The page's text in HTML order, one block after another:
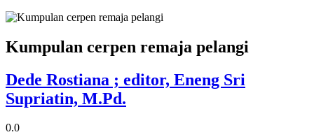
Kumpulan cerpen remaja pelangi
Dede Rostiana ; editor, Eneng Sri
Supriatin, M.Pd.
0.0